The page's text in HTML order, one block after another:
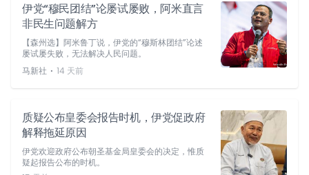
伊党“穆民团结”论屡试屡败，阿米直言
非民生问题解方
【森州选】阿米鲁丁说，伊党的“穆斯林团结”论述
屡试屡失败，无法解决人民问题。
马新社 ⋅ 14 天前
质疑公布皇委会报告时机，伊党促政府
解释拖延原因
伊党欢迎政府公布朝圣基金局皇委会的决定，惟质
疑起报告公布的时机。